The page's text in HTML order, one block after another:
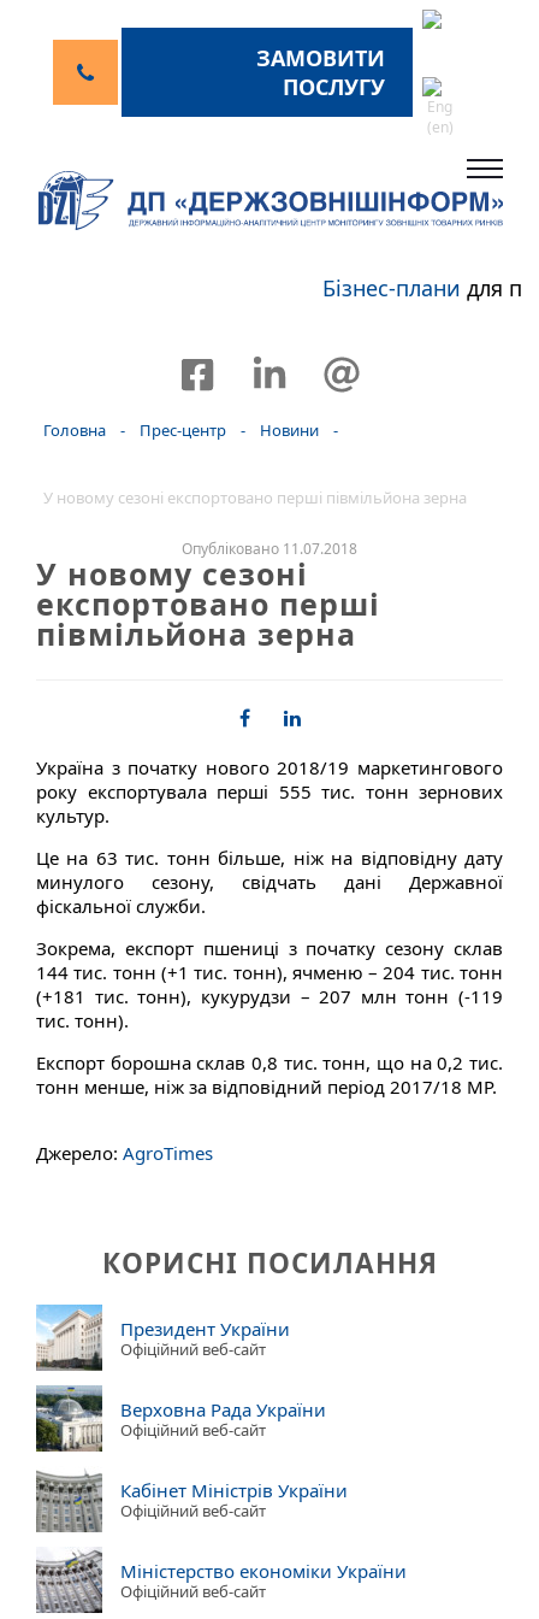
ЗАМОВИТИ
ПОСЛУГУ
Бізнес-планидля
Головна - Прес-центр - Новини -
У новому сезоні експортовано перші півмільйона зерна
Опубліковано 11.07.2018
У новому сезоні
експортовано перші
півмільйона зерна
Україна з початку нового 2018/19 маркетингового
року експортувала перші 555 тис. тонн зернових
культур.
Це на 63 тис. тонн більше, ніж на відповідну дату
минулого сезону, свідчать дані Державної
фіскальної служби.
Зокрема, експорт пшениці з початку сезону склав
144 тис. тонн (+1 тис. тонн), ячменю – 204 тис. тонн
(+181 тис. тонн), кукурудзи – 207 млн тонн (-119
тис. тонн).
Експорт борошна склав 0,8 тис. тонн, що на 0,2 тис.
тонн менше, ніж за відповідний період 2017/18 МР.
Джерело: AgroTimes
КОРИСНІ ПОСИЛАННЯ
Президент України
Офіційний веб-сайт
Верховна Рада України
Офіційний веб-сайт
Кабінет Міністрів України
Офіційний веб-сайт
Міністерство економіки України
Офіційний веб-сайт